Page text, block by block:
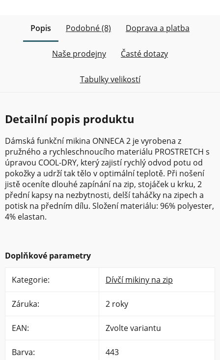
Popis Podobné (8) Doprava a platba
Naše prodejny Časté dotazy
Tabulky velikostí
Detailní popis produktu
Dámská funkční mikina ONNECA 2 je vyrobena z
pružného a rychleschnoucího materiálu PROSTRETCH s
úpravou COOL-DRY, který zajistí rychlý odvod potu od
pokožky a udrží tak tělo v optimální teplotě. Při nošení
jistě oceníte dlouhé zapínání na zip, stojáček u krku, 2
přední kapsy na nezbytnosti, delší taháčky na zipech a
potisk na předním dílu. Složení materiálu: 96% polyester,
4% elastan.
Doplňkové parametry
Kategorie: Dívčí mikiny na zip
Záruka: 2 roky
EAN: Zvolte variantu
Barva: 443